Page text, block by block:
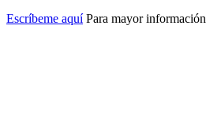
Escríbeme aquíPara mayor información